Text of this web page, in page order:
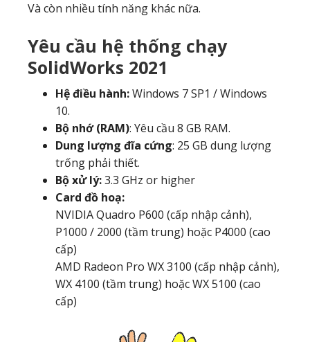
Và còn nhiều tính năng khác nữa.
Yêu cầu hệ thống chạy
SolidWorks 2021
Hệ điều hành:Windows 7 SP1 / Windows
10.
Bộ nhớ (RAM): Yêu cầu 8 GB RAM.
Dung lượng đĩa cứng: 25 GB dung lượng
trống phải thiết.
Bộ xử lý:3.3 GHz or higher
Card đồ hoạ:
NVIDIA Quadro P600 (cấp nhập cảnh),
P1000 / 2000 (tầm trung) hoặc P4000 (cao
cấp)
AMD Radeon Pro WX 3100 (cấp nhập cảnh),
WX 4100 (tầm trung) hoặc WX 5100 (cao
cấp)